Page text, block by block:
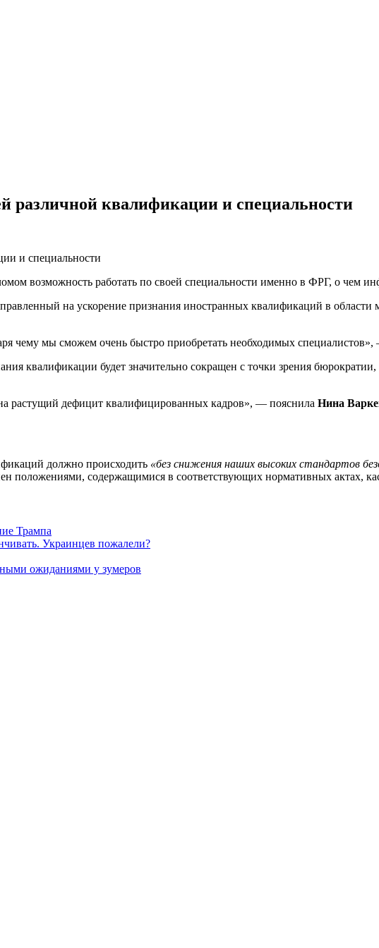
различной квалификации и специальности
возможность работать по своей специальности именно в ФРГ, о чем
на ускорение признания иностранных квалификаций в
чему мы сможем очень быстро приобретать необходимых специалистов»,
квалификации будет значительно сокращен с точки зрения
растущий дефицит квалифицированных кадров», — пояснила Нина
должно происходить «без снижения наших высоких стандартов
положениями, содержащимися в соответствующих нормативных актах,
Трампа
Украинцев пожалели?
ожиданиями у зумеров